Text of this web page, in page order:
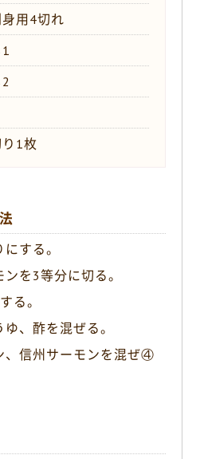
用4切れ
1枚
する。
を3等分に切る。
る。
、酢を混ぜる。
、信州サーモンを混ぜ④